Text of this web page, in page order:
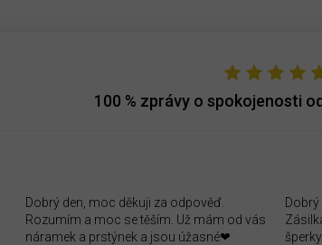
100 % zprávy o spokojenosti
Dobrý den, moc děkuji za odpověď.
Rozumím a moc se těším. Už mám od vás
náramek a prstýnek a jsou úžasné❤
šperky.